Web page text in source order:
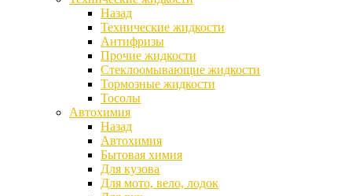
Назад
Технические жидкости
Антифризы
Прочие жидкости
Стеклоомывающие жидкости
Тормозные жидкости
Тосолы
Автохимия
Назад
Автохимия
Бытовая химия
Для кузова
Для мото, вело, лодок